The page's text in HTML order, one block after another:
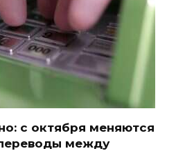
с октября меняются
между